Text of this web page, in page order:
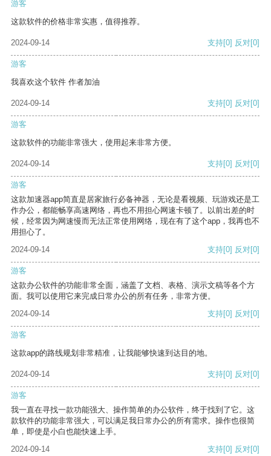
游客
这款软件的价格非常实惠，值得推荐。
2024-09-14 支持[0] 反对[0]
游客
我喜欢这个软件 作者加油
2024-09-14 支持[0] 反对[0]
游客
这款软件的功能非常强大，使用起来非常方便。
2024-09-14 支持[0] 反对[0]
游客
这款加速器app简直是居家旅行必备神器，无论是看视频、玩游戏还是工
作办公，都能畅享高速网络，再也不用担心网速卡顿了。以前出差的时
候，经常因为网速慢而无法正常使用网络，现在有了这个app，我再也不
用担心了。
2024-09-14
支持[0] 反对[0]
游客
这款办公软件的功能非常全面，涵盖了文档、表格、演示文稿等各个方
面。我可以使用它来完成日常办公的所有任务，非常方便。
2024-09-14
支持[0] 反对[0]
游客
这款app的路线规划非常精准，让我能够快速到达目的地。
2024-09-14 支持[0] 反对[0]
游客
我一直在寻找一款功能强大、操作简单的办公软件，终于找到了它。这
款软件的功能非常强大，可以满足我日常办公的所有需求。操作也很简
单，即使是小白也能快速上手。
2024-09-14
支持[0] 反对[0]